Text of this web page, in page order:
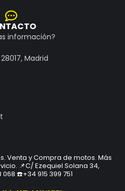
información?
Madrid
Venta y Compra de motos. Más
📌C/ Ezequiel Solana 34,
068 ☎️+34 915 399 751